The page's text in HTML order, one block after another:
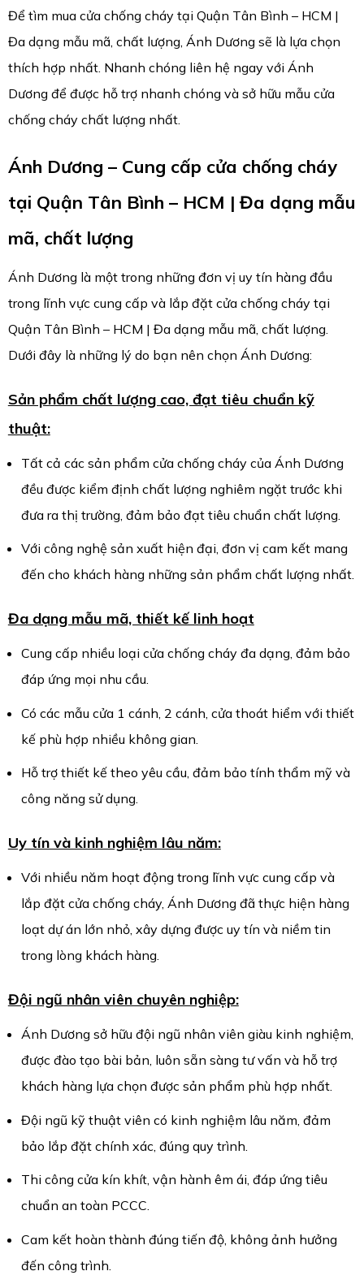
Để tìm mua cửa chống cháy tại Quận Tân Bình – HCM |
Đa dạng mẫu mã, chất lượng, Ánh Dương sẽ là lựa chọn
thích hợp nhất. Nhanh chóng liên hệ ngay với Ánh
Dương để được hỗ trợ nhanh chóng và sở hữu mẫu cửa
chống cháy chất lượng nhất.
Ánh Dương – Cung cấp cửa chống cháy
tại Quận Tân Bình – HCM | Đa dạng mẫu
mã, chất lượng
Ánh Dương là một trong những đơn vị uy tín hàng đầu
trong lĩnh vực cung cấp và lắp đặt cửa chống cháy tại
Quận Tân Bình – HCM | Đa dạng mẫu mã, chất lượng.
Dưới đây là những lý do bạn nên chọn Ánh Dương:
Sản phẩm chất lượng cao, đạt tiêu chuẩn kỹ
thuật:
Tất cả các sản phẩm cửa chống cháy của Ánh Dương
đều được kiểm định chất lượng nghiêm ngặt trước khi
đưa ra thị trường, đảm bảo đạt tiêu chuẩn chất lượng.
Với công nghệ sản xuất hiện đại, đơn vị cam kết mang
đến cho khách hàng những sản phẩm chất lượng nhất.
Đa dạng mẫu mã, thiết kế linh hoạt
Cung cấp nhiều loại cửa chống cháy đa dạng, đảm bảo
đáp ứng mọi nhu cầu.
Có các mẫu cửa 1 cánh, 2 cánh, cửa thoát hiểm với thiết
kế phù hợp nhiều không gian.
Hỗ trợ thiết kế theo yêu cầu, đảm bảo tính thẩm mỹ và
công năng sử dụng.
Uy tín và kinh nghiệm lâu năm:
Với nhiều năm hoạt động trong lĩnh vực cung cấp và
lắp đặt cửa chống cháy, Ánh Dương đã thực hiện hàng
loạt dự án lớn nhỏ, xây dựng được uy tín và niềm tin
trong lòng khách hàng.
Đội ngũ nhân viên chuyên nghiệp:
Ánh Dương sở hữu đội ngũ nhân viên giàu kinh nghiệm,
được đào tạo bài bản, luôn sẵn sàng tư vấn và hỗ trợ
khách hàng lựa chọn được sản phẩm phù hợp nhất.
Đội ngũ kỹ thuật viên có kinh nghiệm lâu năm, đảm
bảo lắp đặt chính xác, đúng quy trình.
Thi công cửa kín khít, vận hành êm ái, đáp ứng tiêu
chuẩn an toàn PCCC.
Cam kết hoàn thành đúng tiến độ, không ảnh hưởng
đến công trình.